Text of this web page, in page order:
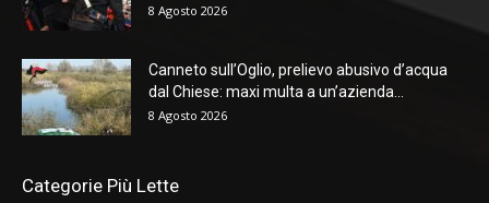
8 Agosto 2026
Canneto sull’Oglio, prelievo abusivo d’acqua
dal Chiese: maxi multa a un’azienda...
8 Agosto 2026
Categorie Più Lette